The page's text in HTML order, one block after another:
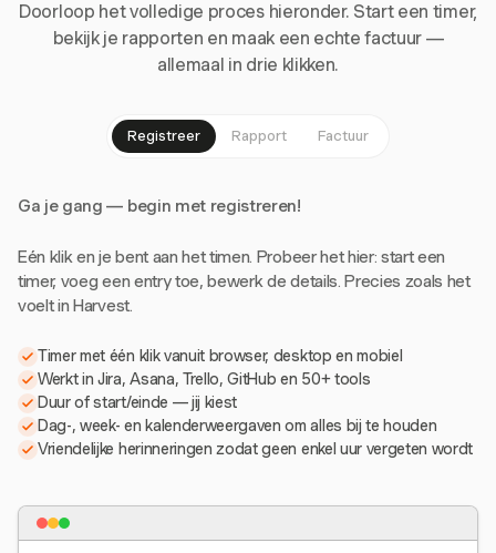
Doorloop het volledige proces hieronder. Start een timer,
bekijk je rapporten en maak een echte factuur —
allemaal in drie klikken.
Registreer Rapport Factuur
Ga je gang — begin met registreren!
Eén klik en je bent aan het timen. Probeer het hier: start een
timer, voeg een entry toe, bewerk de details. Precies zoals het
voelt in Harvest.
Timer met één klik vanuit browser, desktop en mobiel
Werkt in Jira, Asana, Trello, GitHub en 50+ tools
Duur of start/einde — jij kiest
Dag-, week- en kalenderweergaven om alles bij te houden
Vriendelijke herinneringen zodat geen enkel uur vergeten wordt